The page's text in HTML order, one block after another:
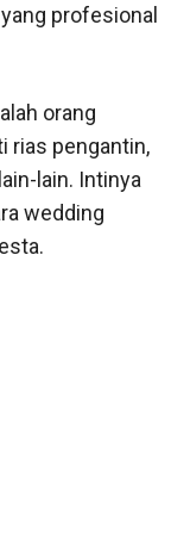
profesional
orang
rias pengantin,
lain. Intinya
wedding